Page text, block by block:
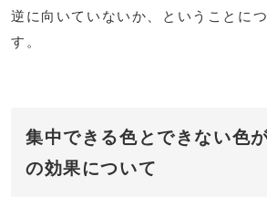
逆に向いていないか、ということに
す。
集中できる色とできない色
の効果について